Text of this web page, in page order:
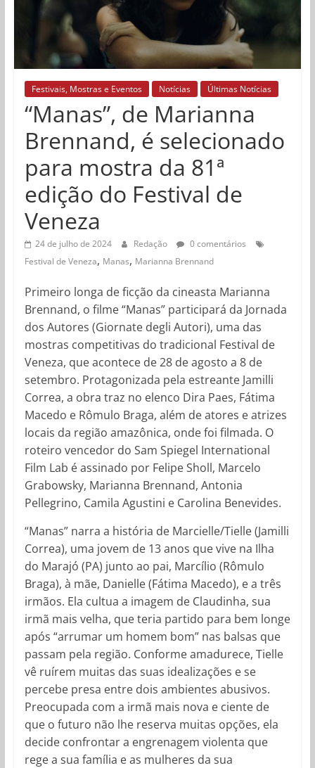
Festivais, Mostras e Eventos Notícias Últimas Notícias
“Manas”, de Marianna
Brennand, é selecionado
para mostra da 81ª
edição do Festival de
Veneza
24 de julho de 2024 Redação
0 comentários
Festival de Veneza, Manas, Marianna Brennand
Primeiro longa de ficção da cineasta Marianna
Brennand, o filme “Manas” participará da Jornada
dos Autores (Giornate degli Autori), uma das
mostras competitivas do tradicional Festival de
Veneza, que acontece de 28 de agosto a 8 de
setembro. Protagonizada pela estreante Jamilli
Correa, a obra traz no elenco Dira Paes, Fátima
Macedo e Rômulo Braga, além de atores e atrizes
locais da região amazônica, onde foi filmada. O
roteiro vencedor do Sam Spiegel International
Film Lab é assinado por Felipe Sholl, Marcelo
Grabowsky, Marianna Brennand, Antonia
Pellegrino, Camila Agustini e Carolina Benevides.
“Manas” narra a história de Marcielle/Tielle (Jamilli
Correa), uma jovem de 13 anos que vive na Ilha
do Marajó (PA) junto ao pai, Marcílio (Rômulo
Braga), à mãe, Danielle (Fátima Macedo), e a três
irmãos. Ela cultua a imagem de Claudinha, sua
irmã mais velha, que teria partido para bem longe
após “arrumar um homem bom” nas balsas que
passam pela região. Conforme amadurece, Tielle
vê ruírem muitas das suas idealizações e se
percebe presa entre dois ambientes abusivos.
Preocupada com a irmã mais nova e ciente de
que o futuro não lhe reserva muitas opções, ela
decide confrontar a engrenagem violenta que
rege a sua família e as mulheres da sua